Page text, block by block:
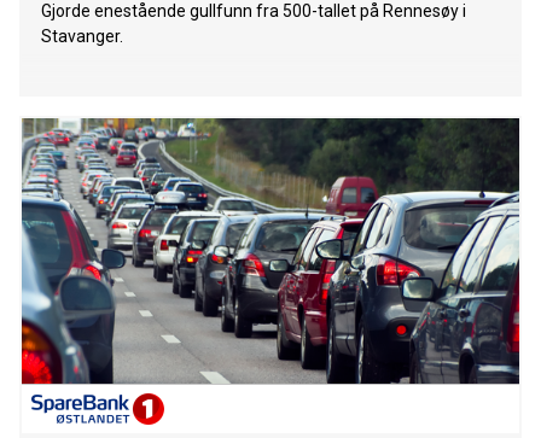
Gjorde enestående gullfunn fra 500-tallet på Rennesøy i
Stavanger.